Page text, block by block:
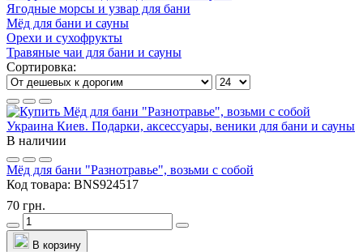
Ягодные морсы и узвар для бани
Мёд для бани и сауны
Орехи и сухофрукты
Травяные чаи для бани и сауны
Сортировка:
В наличии
Мёд для бани "Разнотравье", возьми с собой
Код товара: BNS924517
70 грн.
В корзину